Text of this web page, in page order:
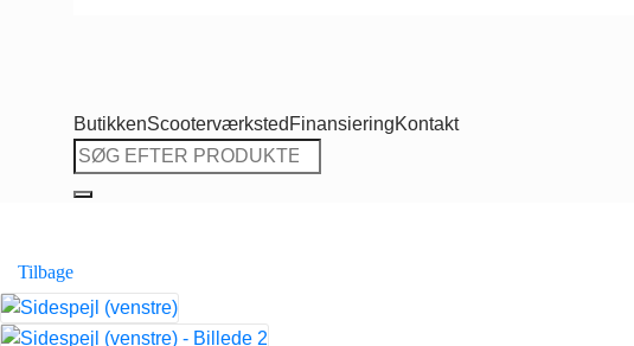
ButikkenScooterværksted FinansieringKontakt
Søg
efter:
Tilbage